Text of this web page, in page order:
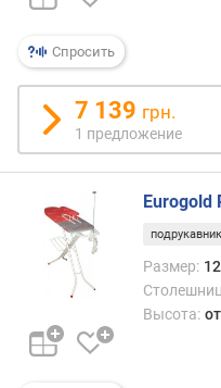
)
Спросить
7 139 грн.
1 предложение
Eurogold
подрукавник
Размер:
Высота: